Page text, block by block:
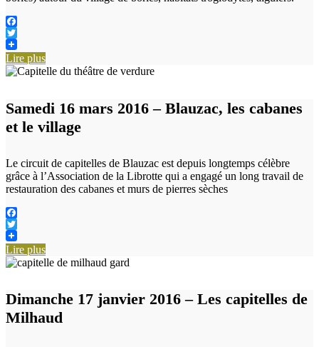
Facebook
Twitter
Lire plus
Samedi 16 mars 2016 – Blauzac, les cabanes
et le village
Le circuit de capitelles de Blauzac est depuis longtemps célèbre
grâce à l’Association de la Librotte qui a engagé un long travail de
restauration des cabanes et murs de pierres sèches
Facebook
Twitter
Lire plus
Dimanche 17 janvier 2016 – Les capitelles de
Milhaud